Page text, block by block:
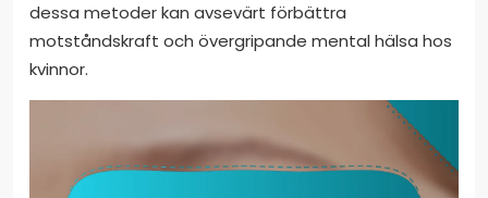
dessa metoder kan avsevärt förbättra
motståndskraft och övergripande mental hälsa hos
kvinnor.